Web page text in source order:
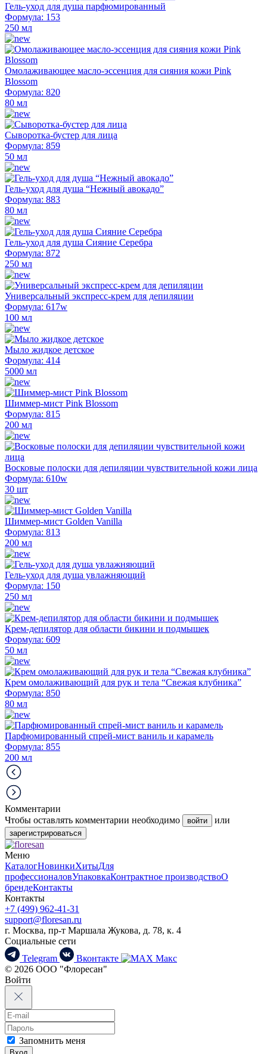
Гель-уход для душа парфюмированный
Формула: 153
250 мл
Омолаживающее масло-эссенция для сияния кожи Pink
Blossom
Формула: 820
80 мл
Сыворотка-бустер для лица
Формула: 859
50 мл
Гель-уход для душа “Нежный авокадо”
Формула: 883
80 мл
Гель-уход для душа Сияние Серебра
Формула: 872
250 мл
Универсальный экспресс-крем для депиляции
Формула: 617w
100 мл
Мыло жидкое детское
Формула: 414
5000 мл
Шиммер-мист Pink Blossom
Формула: 815
200 мл
Восковые полоски для депиляции чувствительной кожи лица
Формула: 610w
30 шт
Шиммер-мист Golden Vanilla
Формула: 813
200 мл
Гель-уход для душа увлажняющий
Формула: 150
250 мл
Крем-депилятор для области бикини и подмышек
Формула: 609
50 мл
Крем омолаживающий для рук и тела “Свежая клубника”
Формула: 850
80 мл
Парфюмированный спрей-мист ваниль и карамель
Формула: 855
200 мл
Комментарии
Чтобы оставлять комментарии необходимо
войти или
зарегистрироваться
Меню
КаталогНовинкиХитыДля
профессионаловУпаковкаКонтрактное производствоО
брендеКонтакты
Контакты
+7 (499) 962-41-31
support@floresan.ru
г. Москва, пр-т Маршала Жукова, д. 78, к. 4
Социальные сети
Telegram
Вконтакте
Макс
© 2026 ООО "Флоресан"
Войти
Запомнить меня